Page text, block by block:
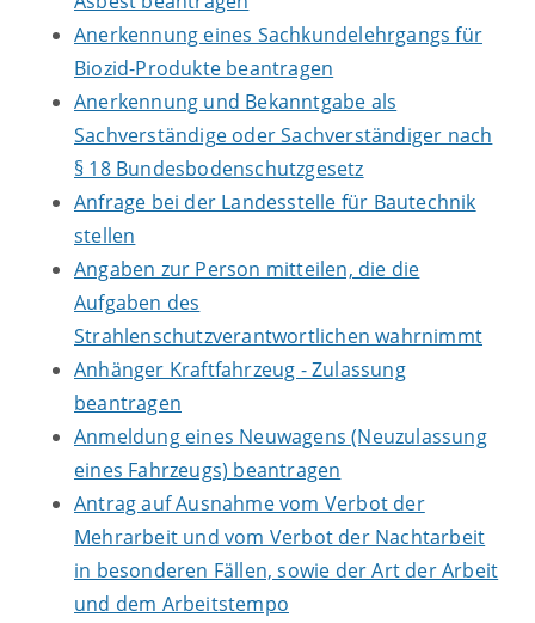
Anerkennung eines Sachkundelehrgangs für
Biozid-Produkte beantragen
Anerkennung und Bekanntgabe als
Sachverständige oder Sachverständiger nach
§ 18 Bundesbodenschutzgesetz
Anfrage bei der Landesstelle für Bautechnik
stellen
Angaben zur Person mitteilen, die die
Aufgaben des
Strahlenschutzverantwortlichen wahrnimmt
Anhänger Kraftfahrzeug - Zulassung
beantragen
Anmeldung eines Neuwagens (Neuzulassung
eines Fahrzeugs) beantragen
Antrag auf Ausnahme vom Verbot der
Mehrarbeit und vom Verbot der Nachtarbeit
in besonderen Fällen, sowie der Art der Arbeit
und dem Arbeitstempo